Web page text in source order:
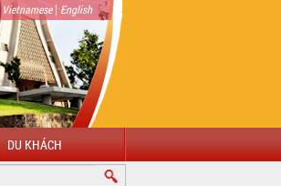
Vietnamese| English
DU KHÁCH